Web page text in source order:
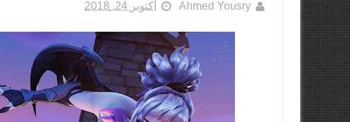
Ahmed Yousry أكتوبر 24, 2018